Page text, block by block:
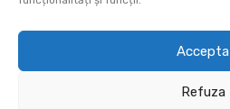
Accepta
Refuza